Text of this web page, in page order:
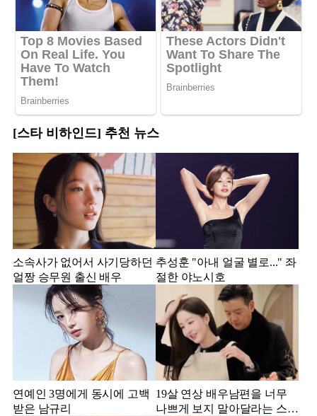
[스타 비하인드] 추천 뉴스
소속사가 없어서 사기당하던
얼짱 승무원 출신 배우
추성훈 "아내 얼굴 별로..." 좌
절한 야노시호
연예인 3명에게 동시에 고백
받은 남규리
19살 연상 배우남편을 너무
나쁘게 보지 말아달라는 스타